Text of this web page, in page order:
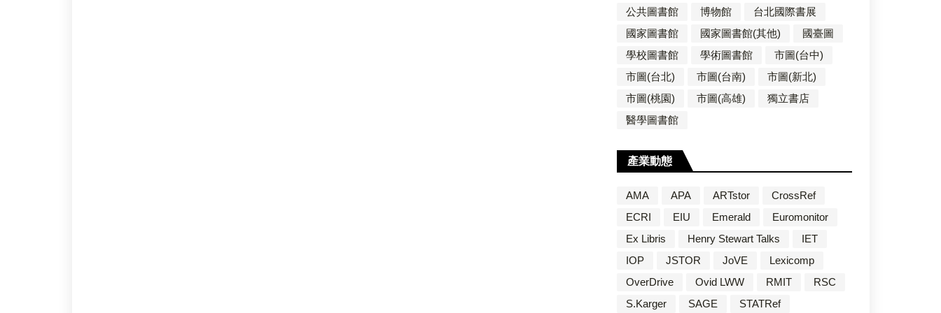
公共圖書館 博物館
台北國際書展
國家圖書館
國家圖書館(其他)
國臺圖
學校圖書館
學術圖書館
市圖(台中)
市圖(台北)
市圖(台南)
市圖(新北)
市圖(桃園)
市圖(高雄)
獨立書店
醫學圖書館
產業動態
AMA APA ARTstor
CrossRef
ECRI
EIU Emerald
Euromonitor
Ex Libris
Henry Stewart Talks
IET
IOP
JSTOR JoVE
Lexicomp
OverDrive
Ovid LWW RMIT
RSC
S.Karger
SAGE STATRef